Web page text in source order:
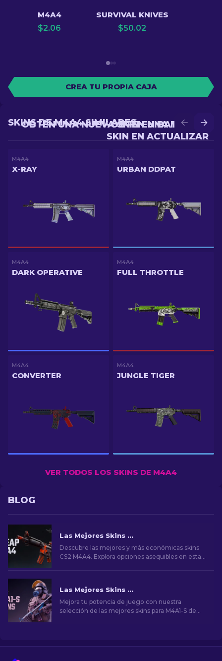
M4A4
$2.06
SURVIVAL KNIVES
$50.02
CREA TU PROPIA CAJA
OBTÉN UNA MEJOR
SKIN EN ACTUALIZAR
OBTÉN UNA NUEVA SKIN EN BATALLA
SKINS DE M4A4 SIMILARES
M4A4
X-RAY
M4A4
URBAN DDPAT
M4A4
DARK OPERATIVE
M4A4
FULL THROTTLE
M4A4
CONVERTER
M4A4
JUNGLE TIGER
VER TODOS LOS SKINS DE M4A4
BLOG
Las Mejores Skins Baratas para M4A4 en CS2 [2026]
Descubre las mejores y más económicas skins
CS2 M4A4. Explora opciones asequibles en esta
Las Mejores Skins para M4A1-S de CS2 [2026]
Mejora tu potencia de juego con nuestra
selección de las mejores skins para M4A1-S de